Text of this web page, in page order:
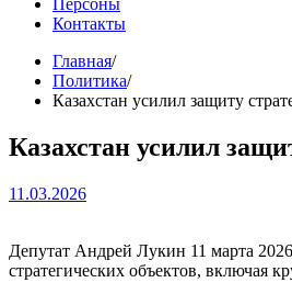
Персоны
Контакты
Главная
Политика
Казахстан усилил защиту
Казахстан усилил
11.03.2026
Депутат Андрей Лукин 11 марта
стратегических объектов, включая